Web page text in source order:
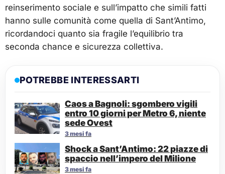
reinserimento sociale e sull’impatto che simili fatti
hanno sulle comunità come quella di Sant’Antimo,
ricordandoci quanto sia fragile l’equilibrio tra
seconda chance e sicurezza collettiva.
POTREBBE INTERESSARTI
Caos a Bagnoli: sgombero vigili
entro 10 giorni per Metro 6, niente
sede Ovest
3 mesi fa
Shock a Sant’Antimo: 22 piazze di
spaccio nell’impero del Milione
3 mesi fa